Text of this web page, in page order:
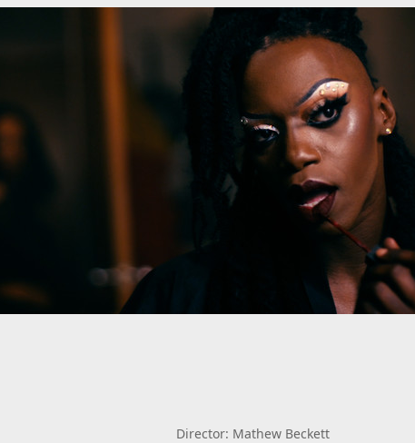
Director: Mathew Beckett